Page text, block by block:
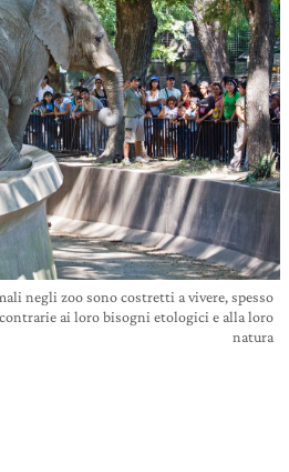
negli zoo sono costretti a vivere, spesso
ai loro bisogni etologici e alla loro
natura